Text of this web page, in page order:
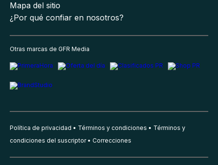
Mapa del sitio
¿Por qué confiar en nosotros?
Otras marcas de GFR Media
Política de privacidad Términos y condiciones
Términos y
condiciones del suscriptor
Correcciones